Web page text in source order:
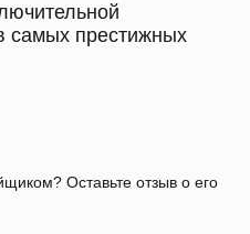
самых престижных
Оставьте отзыв о его